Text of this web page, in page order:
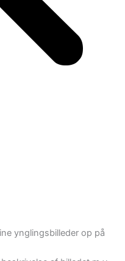
ynglingsbilleder op på